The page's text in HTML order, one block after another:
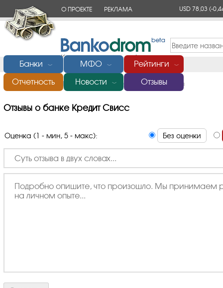
О ПРОЕКТЕ РЕКЛАМА USD 78,03(-
Банки ﹀ МФО ﹀ Рейтинги ﹀
Отчетность Новости ﹀ Отзывы
Главная/Банки России/Банк Кредит Свисс/Отзывы
Отзывы о банке Кредит Свисс
Оценка (1 - мин, 5 - макс): Без оценки